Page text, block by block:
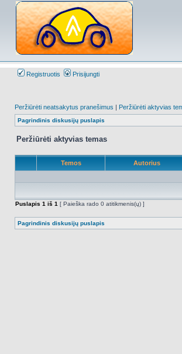
Registruotis Prisijungti
Peržiūrėti neatsakytus pranešimus | Peržiūrėti aktyvias
Pagrindinis diskusijų puslapis
Peržiūrėti aktyvias temas
Temos Autorius
Puslapis 1 iš 1 [ Paieška rado 0 atitikmenis(ų) ]
Pagrindinis diskusijų puslapis